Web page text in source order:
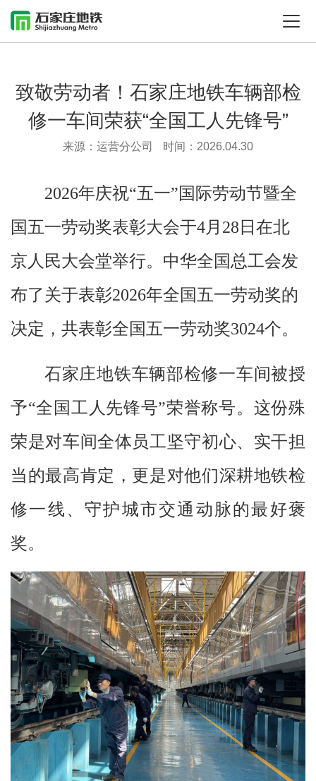
致敬劳动者！石家庄地铁车辆部检
修一车间荣获“全国工人先锋号”
来源：运营分公司 时间：2026.04.30
2026年庆祝“五一”国际劳动节暨全
国五一劳动奖表彰大会于4月28日在北
京人民大会堂举行。中华全国总工会发
布了关于表彰2026年全国五一劳动奖的
决定，共表彰全国五一劳动奖3024个。
石家庄地铁车辆部检修一车间被授
予“全国工人先锋号”荣誉称号。这份殊
荣是对车间全体员工坚守初心、实干担
当的最高肯定，更是对他们深耕地铁检
修一线、守护城市交通动脉的最好褒
奖。